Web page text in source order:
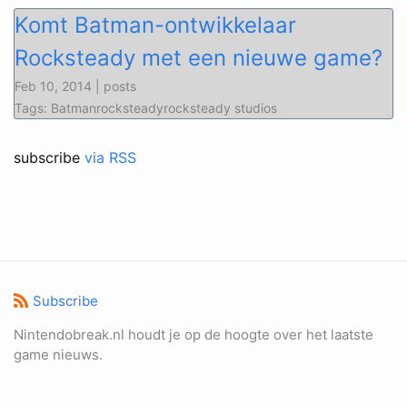
Komt Batman-ontwikkelaar
Rocksteady met een nieuwe game?
Feb 10, 2014 | posts
Tags: Batmanrocksteadyrocksteady studios
subscribe via RSS
Subscribe
Nintendobreak.nl houdt je op de hoogte over het laatste
game nieuws.